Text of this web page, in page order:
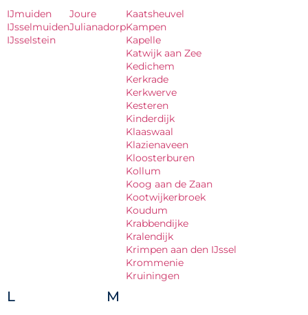
IJmuiden
IJsselmuiden
IJsselstein
Joure
Julianadorp
Kaatsheuvel
Kampen
Kapelle
Katwijk aan Zee
Kedichem
Kerkrade
Kerkwerve
Kesteren
Kinderdijk
Klaaswaal
Klazienaveen
Kloosterburen
Kollum
Koog aan de Zaan
Kootwijkerbroek
Koudum
Krabbendijke
Kralendijk
Krimpen aan den IJssel
Krommenie
Kruiningen
L M